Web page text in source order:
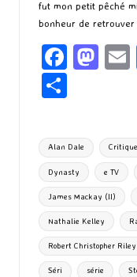
fut mon petit pêché
bonheur de
Fa
o
o
k
M
d
o
n
l
ta
g
er
Tags:
Alan Dale Critique
Dynasty e TV
James Mackay (II)
Nathalie Kelley
Robert Christopher Riley
Séri série